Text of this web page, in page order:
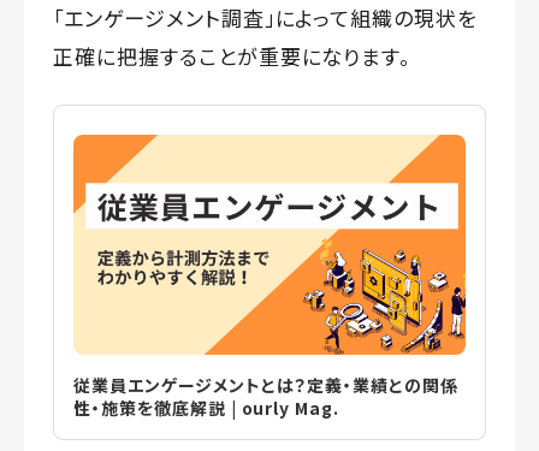
「エンゲージメント調査」によって組織の現状を
正確に把握することが重要になります。
従業員エンゲージメントとは？定義・業績との関係
性・施策を徹底解説 | ourly Mag.